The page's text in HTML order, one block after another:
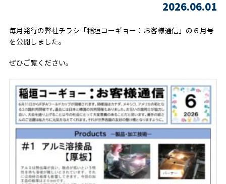
2026.06.01
毎月発行の弊社チラシ「稲垣コーギョー：お客様通信」の６月号
を公開しました。
ぜひご覧ください。